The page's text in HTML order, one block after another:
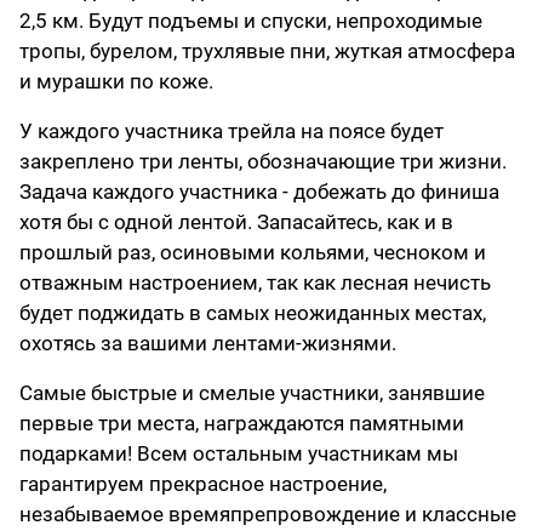
2,5 км. Будут подъемы и спуски, непроходимые
тропы, бурелом, трухлявые пни, жуткая атмосфера
и мурашки по коже.
У каждого участника трейла на поясе будет
закреплено три ленты, обозначающие три жизни.
Задача каждого участника - добежать до финиша
хотя бы с одной лентой. Запасайтесь, как и в
прошлый раз, осиновыми кольями, чесноком и
отважным настроением, так как лесная нечисть
будет поджидать в самых неожиданных местах,
охотясь за вашими лентами-жизнями.
Самые быстрые и смелые участники, занявшие
первые три места, награждаются памятными
подарками! Всем остальным участникам мы
гарантируем прекрасное настроение,
незабываемое времяпрепровождение и классные